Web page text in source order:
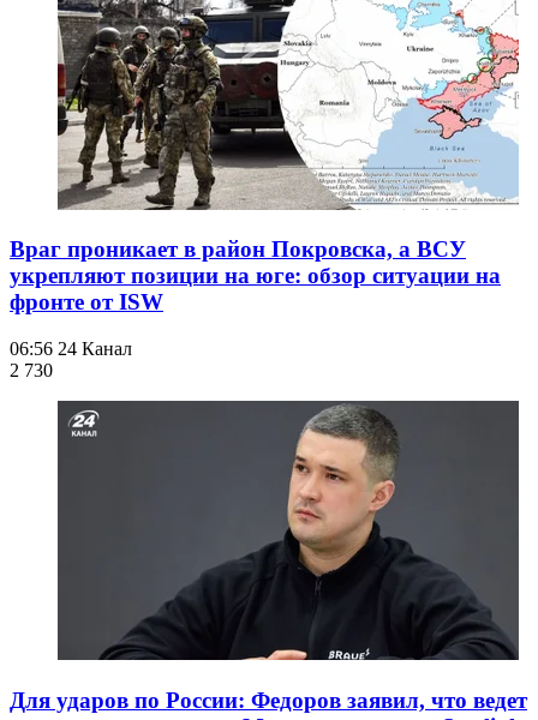
Враг проникает в район Покровска, а ВСУ
укрепляют позиции на юге: обзор ситуации на
фронте от ISW
06:56 24 Канал
2 730
Для ударов по России: Федоров заявил, что ведет